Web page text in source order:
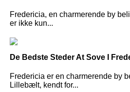
Fredericia, en charmerende by
er ikke kun...
De Bedste Steder At Sove I
Fredericia er en charmerende by
Lillebælt, kendt for...